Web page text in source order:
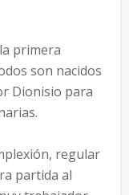
primera
son nacidos
Dionisio para
regular
partida al